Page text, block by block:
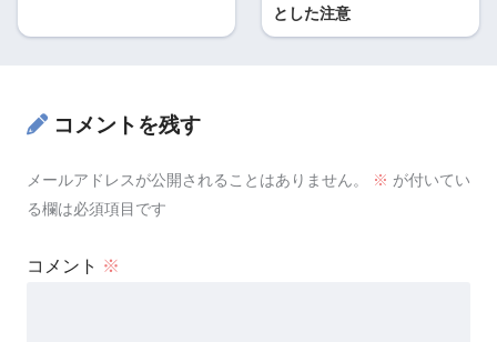
とした注意
コメントを残す
メールアドレスが公開されることはありません。 ※ が付いてい
る欄は必須項目です
コメント ※